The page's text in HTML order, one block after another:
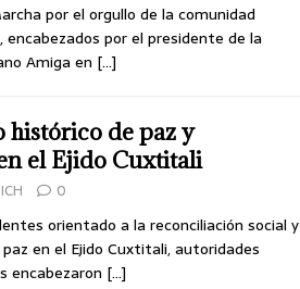
por el orgullo de la comunidad
encabezados por el presidente de la
Amiga en […]
histórico de paz y
el Ejido Cuxtitali
0
orientado a la reconciliación social y
en el Ejido Cuxtitali, autoridades
encabezaron […]